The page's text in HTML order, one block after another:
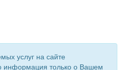
услуг на сайте
информация только о Вашем